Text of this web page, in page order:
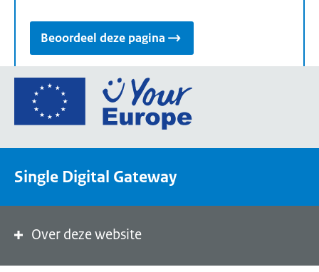
Beoordeel deze pagina
Ga
de
een
de
Single Digital Gateway
Over deze website